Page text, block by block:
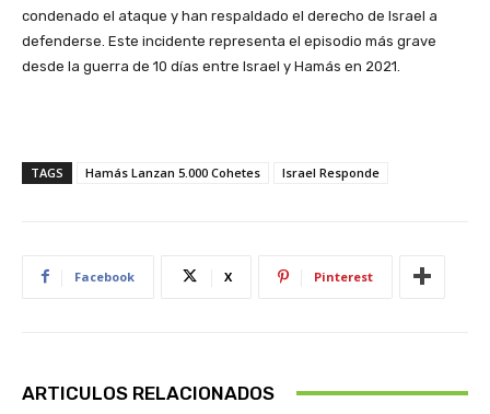
condenado el ataque y han respaldado el derecho de Israel a
defenderse. Este incidente representa el episodio más grave
desde la guerra de 10 días entre Israel y Hamás en 2021.
TAGS Hamás Lanzan 5.000 Cohetes Israel Responde
Facebook X Pinterest
ARTICULOS RELACIONADOS